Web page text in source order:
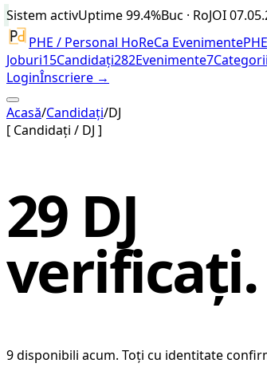
Sistem activUptime99.4%Buc · RoJOI
PHE / Personal HoReCa EvenimentePHE
Joburi15Candidați282Evenimente7Categorii
LoginÎnscriere →
Acasă/Candidați/DJ
[ Candidați / DJ ]
29 DJ
verificați.
9disponibili acum. Toți cu identitate